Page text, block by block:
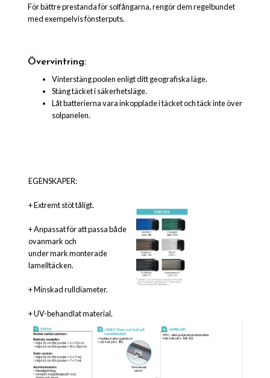
För bättre prestanda för solfångarna, rengör dem regelbundet
med exempelvis fönsterputs.
Övervintring:
Vinterstäng poolen enligt ditt geografiska läge.
Stäng täcket i säkerhetsläge.
Låt batterierna vara inkopplade i täcket och täck inte över
solpanelen.
EGENSKAPER:
+ Extremt stöt tåligt.
+ Anpassat för att passa både
ovanmark och
under mark monterade
lamelltäcken.
+ Minskad rulldiameter.
+ UV-behandlat material.